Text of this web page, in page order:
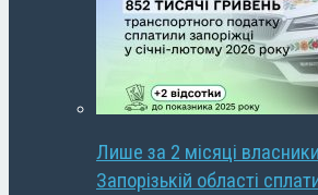
Лише за 2 місяці
Запорізькій області